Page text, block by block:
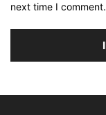
next time I comment.